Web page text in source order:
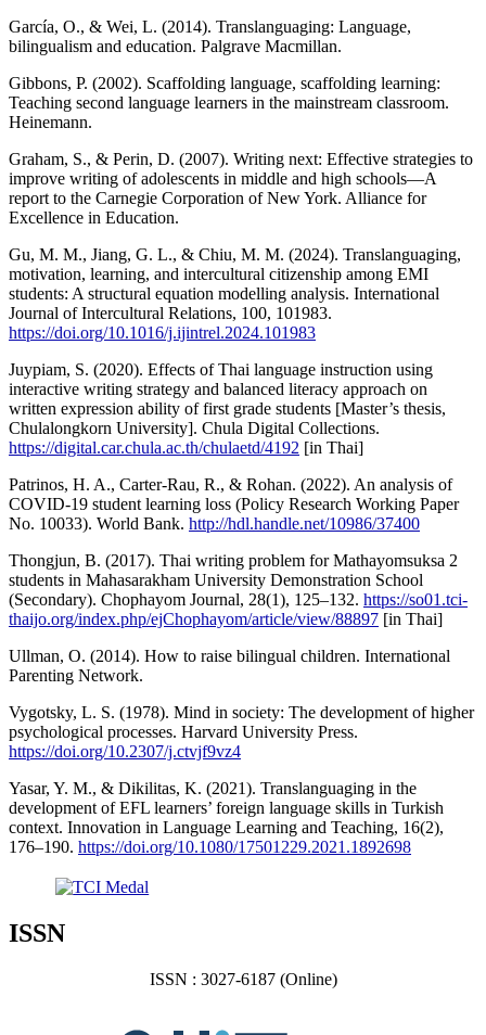
García, O., & Wei, L. (2014). Translanguaging: Language,
bilingualism and education. Palgrave Macmillan.
Gibbons, P. (2002). Scaffolding language, scaffolding learning:
Teaching second language learners in the mainstream classroom.
Heinemann.
Graham, S., & Perin, D. (2007). Writing next: Effective strategies to
improve writing of adolescents in middle and high schools—A
report to the Carnegie Corporation of New York. Alliance for
Excellence in Education.
Gu, M. M., Jiang, G. L., & Chiu, M. M. (2024). Translanguaging,
motivation, learning, and intercultural citizenship among EMI
students: A structural equation modelling analysis. International
Journal of Intercultural Relations, 100, 101983.
https://doi.org/10.1016/j.ijintrel.2024.101983
Juypiam, S. (2020). Effects of Thai language instruction using
interactive writing strategy and balanced literacy approach on
written expression ability of first grade students [Master’s thesis,
Chulalongkorn University]. Chula Digital Collections.
https://digital.car.chula.ac.th/chulaetd/4192 [in Thai]
Patrinos, H. A., Carter-Rau, R., & Rohan. (2022). An analysis of
COVID-19 student learning loss (Policy Research Working Paper
No. 10033). World Bank. http://hdl.handle.net/10986/37400
Thongjun, B. (2017). Thai writing problem for Mathayomsuksa 2
students in Mahasarakham University Demonstration School
(Secondary). Chophayom Journal, 28(1), 125–132. https://so01.tci-
thaijo.org/index.php/ejChophayom/article/view/88897 [in Thai]
Ullman, O. (2014). How to raise bilingual children. International
Parenting Network.
Vygotsky, L. S. (1978). Mind in society: The development of higher
psychological processes. Harvard University Press.
https://doi.org/10.2307/j.ctvjf9vz4
Yasar, Y. M., & Dikilitas, K. (2021). Translanguaging in the
development of EFL learners’ foreign language skills in Turkish
context. Innovation in Language Learning and Teaching, 16(2),
176–190. https://doi.org/10.1080/17501229.2021.1892698
ISSN
ISSN : 3027-6187 (Online)